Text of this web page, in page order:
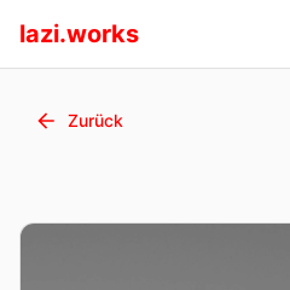
lazi.works
Zurück